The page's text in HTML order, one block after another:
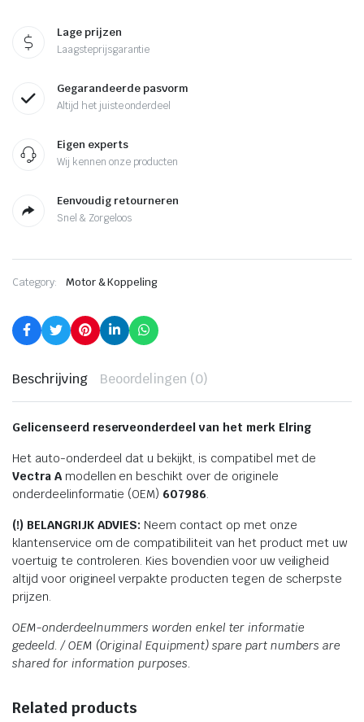
Lage prijzen
Laagsteprijsgarantie
Gegarandeerde pasvorm
Altijd het juiste onderdeel
Eigen experts
Wij kennen onze producten
Eenvoudig retourneren
Snel & Zorgeloos
Category: Motor & Koppeling
Beschrijving Beoordelingen (0)
Gelicenseerd reserveonderdeel van het merk Elring
Het auto-onderdeel dat u bekijkt, is compatibel met de
Vectra Amodellen en beschikt over de originele
onderdeelinformatie (OEM) 607986.
(!) BELANGRIJK ADVIES: Neem contact op met onze
klantenservice om de compatibiliteit van het product met uw
voertuig te controleren. Kies bovendien voor uw veiligheid
altijd voor origineel verpakte producten tegen de scherpste
prijzen.
OEM-onderdeelnummers worden enkel ter informatie
gedeeld. / OEM (Original Equipment) spare part numbers are
shared for information purposes.
Related products